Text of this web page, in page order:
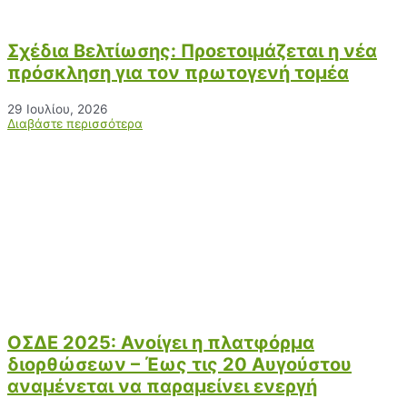
Σχέδια Βελτίωσης: Προετοιμάζεται η νέα
πρόσκληση για τον πρωτογενή τομέα
29 Ιουλίου, 2026
Διαβάστε περισσότερα
ΟΣΔΕ 2025: Ανοίγει η πλατφόρμα
διορθώσεων – Έως τις 20 Αυγούστου
αναμένεται να παραμείνει ενεργή